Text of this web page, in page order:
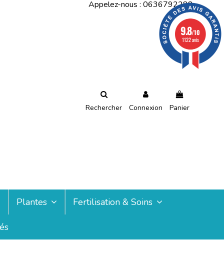
Appelez-nous : 0636792288
Rechercher Connexion Panier
Plantes Fertilisation & Soins
9.8/10
1122 avis